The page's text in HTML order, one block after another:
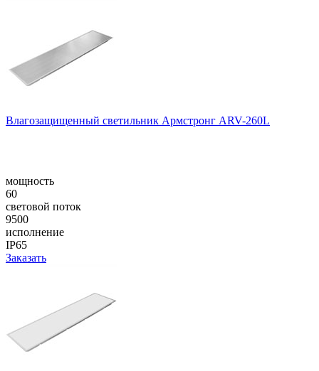
Влагозащищенный светильник Армстронг ARV-260L
мощность
60
световой поток
9500
исполнение
IP65
Заказать